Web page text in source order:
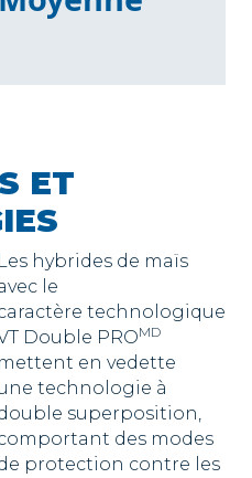
ET
Les hybrides de maïs
le
technologique
Double PROMD
mettent en vedette
technologie à
superposition,
des modes
protection contre les